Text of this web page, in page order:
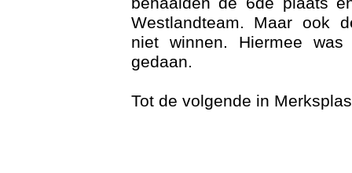
Westlandteam. Maar ook
niet winnen. Hiermee
gedaan.
Tot de volgende in Merksplas